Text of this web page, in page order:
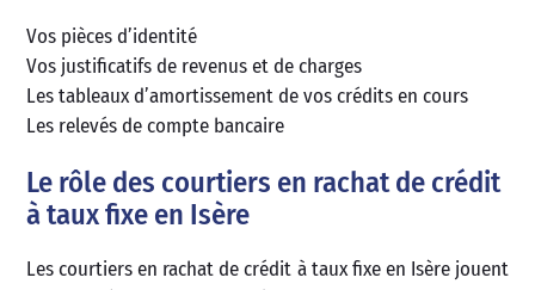
Vos pièces d’identité
Vos justificatifs de revenus et de charges
Les tableaux d’amortissement de vos crédits en cours
Les relevés de compte bancaire
Le rôle des courtiers en rachat de crédit
à taux fixe en Isère
Les courtiers en rachat de crédit à taux fixe en Isère jouent